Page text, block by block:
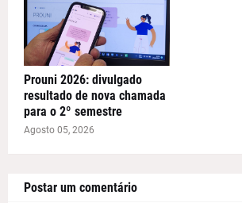
Prouni 2026: divulgado
resultado de nova chamada
para o 2º semestre
Agosto 05, 2026
Postar um comentário